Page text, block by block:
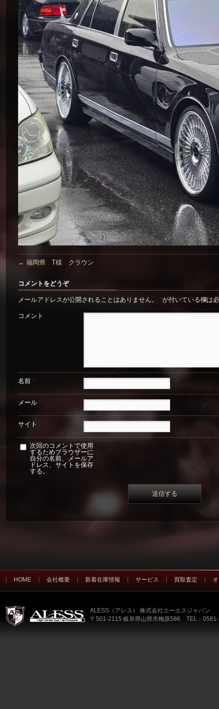
← 福岡県 T様 クラウン
コメントをどうぞ
メールアドレスが公開されることはありません。 *が付いている欄は
コメント
名前 *
メール *
サイト
次回のコメントで使用
するためブラウザーに
自分の名前、メールア
ドレス、サイトを保存
する。
HOME 会社概要 新着在庫情報 サービス 買取査定
ALESS（アレス） 株式会社エーエスジャパン
〒501-2115 岐阜県山県市梅原586 TEL：